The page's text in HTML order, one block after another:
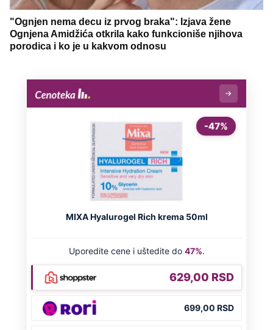
"Ognjen nema decu iz prvog braka": Izjava žene
Ognjena Amidžića otkrila kako funkcioniše njihova
porodica i ko je u kakvom odnosu